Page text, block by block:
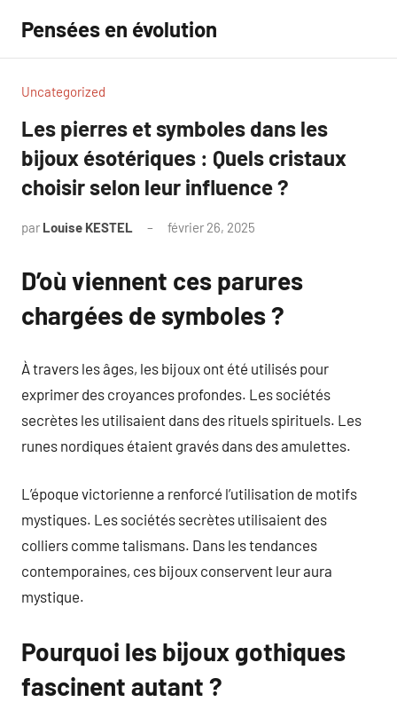
contenu
Pensées en évolution
Uncategorized
Les pierres et symboles dans les
bijoux ésotériques : Quels cristaux
choisir selon leur influence ?
par Louise KESTEL février 26, 2025
D’où viennent ces parures
chargées de symboles ?
À travers les âges, les bijoux ont été utilisés pour
exprimer des croyances profondes. Les sociétés
secrètes les utilisaient dans des rituels spirituels. Les
runes nordiques étaient gravés dans des amulettes.
L’époque victorienne a renforcé l’utilisation de motifs
mystiques. Les sociétés secrètes utilisaient des
colliers comme talismans. Dans les tendances
contemporaines, ces bijoux conservent leur aura
mystique.
Pourquoi les bijoux gothiques
fascinent autant ?